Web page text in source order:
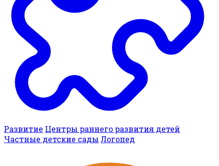
Развитие Центры раннего развития детей
Частные детские сады Логопед